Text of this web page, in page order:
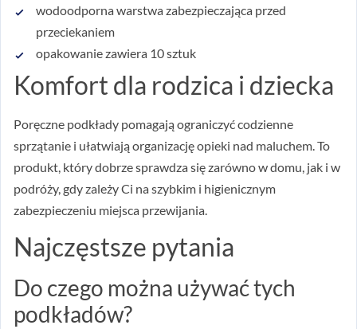
wodoodporna warstwa zabezpieczająca przed
przeciekaniem
opakowanie zawiera 10 sztuk
Komfort dla rodzica i dziecka
Poręczne podkłady pomagają ograniczyć codzienne
sprzątanie i ułatwiają organizację opieki nad maluchem. To
produkt, który dobrze sprawdza się zarówno w domu, jak i w
podróży, gdy zależy Ci na szybkim i higienicznym
zabezpieczeniu miejsca przewijania.
Najczęstsze pytania
Do czego można używać tych
podkładów?